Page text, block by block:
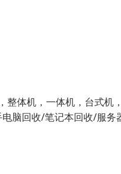
体机，一体机，台式
回收/笔记本回收/服务